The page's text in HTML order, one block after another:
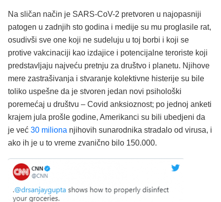
Na sličan način je SARS-CoV-2 pretvoren u najopasniji
patogen u zadnjih sto godina i medije su mu proglasile rat,
osudivši sve one koji ne sudeluju u toj borbi i koji se
protive vakcinaciji kao izdajice i potencijalne teroriste koji
predstavljaju najveću pretnju za društvo i planetu. Njihove
mere zastrašivanja i stvaranje kolektivne histerije su bile
toliko uspešne da je stvoren jedan novi psihološki
poremećaj u društvu – Covid anksioznost; po jednoj anketi
krajem jula prošle godine, Amerikanci su bili ubedjeni da
je već 30 miliona njihovih sunarodnika stradalo od virusa, i
ako ih je u to vreme zvanično bilo 150.000.